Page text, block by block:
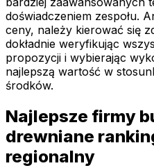
doświadczeniem zespołu.
ceny, należy kierować się
dokładnie weryfikując
propozycji i wybierając
najlepszą wartość w
środków.
Najlepsze firmy
drewniane
regionalny